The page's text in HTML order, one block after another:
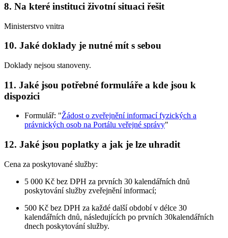
8. Na které instituci životní situaci řešit
Ministerstvo vnitra
10. Jaké doklady je nutné mít s sebou
Doklady nejsou stanoveny.
11. Jaké jsou potřebné formuláře a kde jsou k
dispozici
Formulář: "Žádost o zveřejnění informací fyzických a
právnických osob na Portálu veřejné správy"
12. Jaké jsou poplatky a jak je lze uhradit
Cena za poskytované služby:
5 000 Kč bez DPH za prvních 30 kalendářních dnů
poskytování služby zveřejnění informací;
500 Kč bez DPH za každé další období v délce 30
kalendářních dnů, následujících po prvních 30kalendářních
dnech poskytování služby.